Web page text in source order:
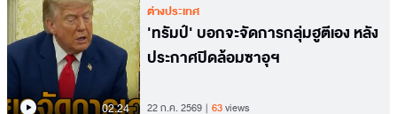
02.24
ต่างประเทศ
'ทรัมป์' บอกจะจัดการกลุ่มฮูตีเอง หลัง
ประกาศปิดล้อมซาอุฯ
22 ก.ค. 2569 63views